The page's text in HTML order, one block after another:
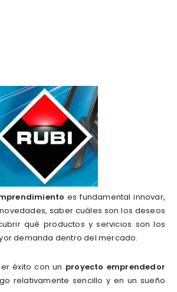
es fundamental innovar,
saber cuáles son los deseos
qué productos y servicios son los
demanda dentro del mercado.
éxito con un proyecto emprendedor
relativamente sencillo y en un sueño